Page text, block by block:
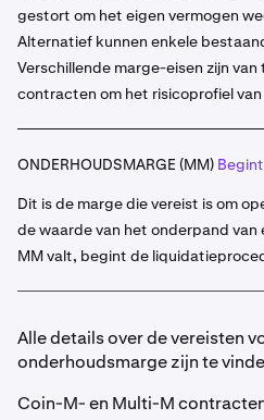
gestort om het eigen vermogen
Alternatief kunnen enkele
Verschillende marge-eisen zijn
contracten om het risicoprofiel
ONDERHOUDSMARGE (MM)
Dit is de marge die vereist is om
de waarde van het onderpand
MM valt, begint de
Alle details over de vereisten
onderhoudsmarge zijn te
Coin-M- en Multi-M